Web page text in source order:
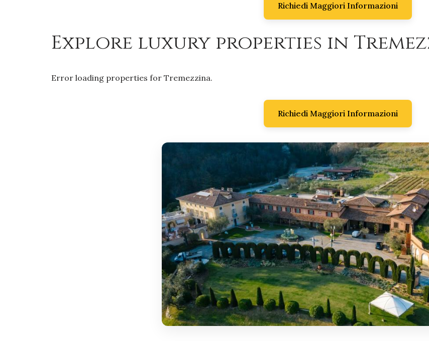
Richiedi Maggiori Informazioni
Explore luxury properties in
Error loading properties for Tremezzina.
Richiedi Maggiori Informazioni